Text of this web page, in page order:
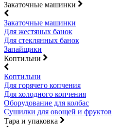
Закаточные машинки
Закаточные машинки
Для жестяных банок
Для стеклянных банок
Запайщики
Коптильни
Коптильни
Для горячего копчения
Для холодного копчения
Оборудование для колбас
Сушилки для овощей и фруктов
Тара и упаковка